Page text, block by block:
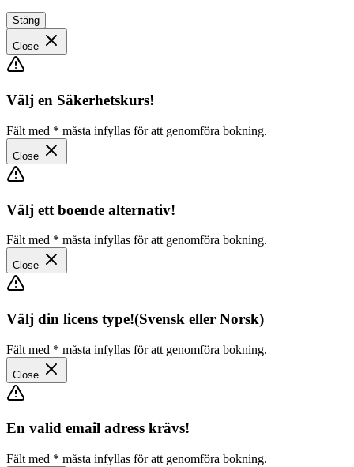
Stäng
Close
Välj en Säkerhetskurs!
Fält med * måsta infyllas för att genomföra bokning.
Close
Välj ett boende alternativ!
Fält med * måsta infyllas för att genomföra bokning.
Close
Välj din licens type!(Svensk eller Norsk)
Fält med * måsta infyllas för att genomföra bokning.
Close
En valid email adress krävs!
Fält med * måsta infyllas för att genomföra bokning.